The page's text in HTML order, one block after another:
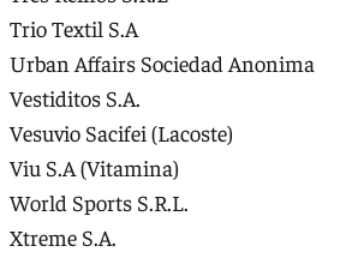
Trio Textil S.A
Urban Affairs Sociedad Anonima
Vestiditos S.A.
Vesuvio Sacifei (Lacoste)
Viu S.A (Vitamina)
World Sports S.R.L.
Xtreme S.A.